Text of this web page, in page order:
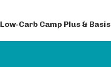
Low-Carb Camp Plus & Basis